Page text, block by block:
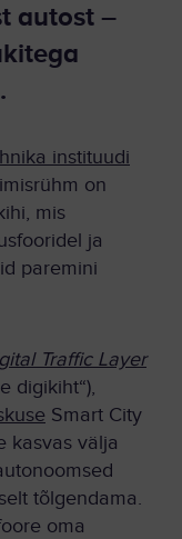
autost –
instituudi
on
mis
ja
paremini
Traffic Layer
digikiht“),
Smart City
kasvas välja
tõlgendama.
oma